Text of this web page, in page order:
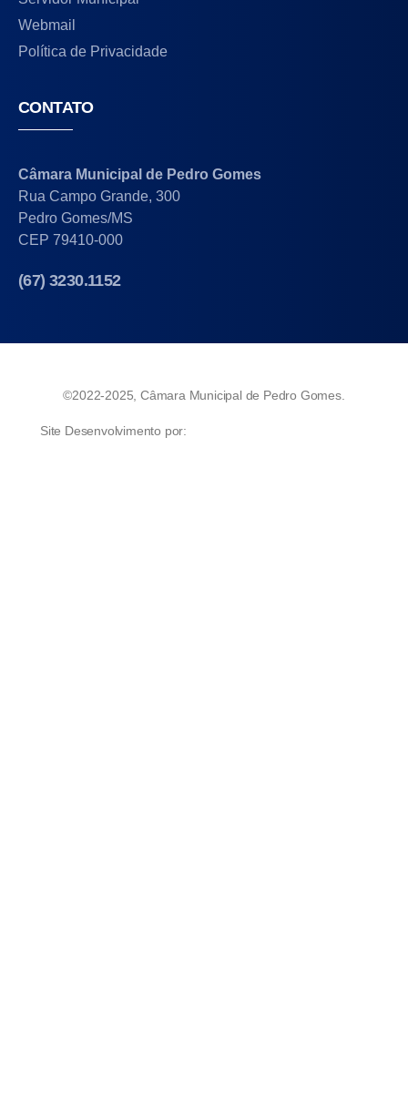
Webmail
Política de Privacidade
CONTATO
Câmara Municipal de Pedro Gomes
Rua Campo Grande, 300
Pedro Gomes/MS
CEP 79410-000
(67) 3230.1152
©2022-2025, Câmara Municipal de Pedro Gomes.
Site Desenvolvimento por: